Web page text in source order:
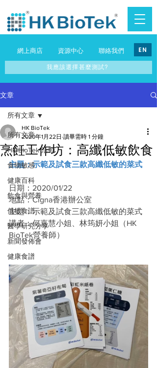
網上商店 資源中心 聯絡我們 EN
我應該選擇甚麼測試?
文章
所有文章
HK BioTek 活動
食物敏感
健康百科
飲食與營養
低敏食譜
醫學研究分享
新聞發佈會
健康食譜
所有文章
烹飪工作坊：高纖低敏飲食
HK BioTek
2020年1月22日 讀畢需時 1 分鐘
主題：示範及試食三款高纖低敏的菜式
日期：2020/01/22
地點：Cigna香港辦公室
主題：示範及試食三款高纖低敏的菜式
講者：何嘉慧小姐、林筠妍小姐（HK
BioTek營養師）